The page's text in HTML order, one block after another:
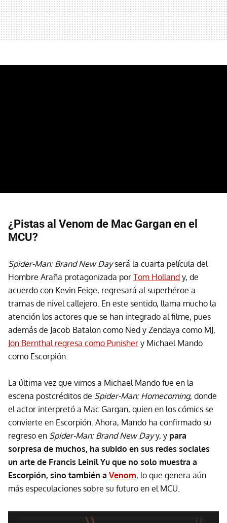
¿Pistas al Venom de Mac Gargan en el
MCU?
Spider-Man: Brand New Dayserá la cuarta película del
Hombre Araña protagonizada por Tom Holland y, de
acuerdo con Kevin Feige, regresará al superhéroe a
tramas de nivel callejero. En este sentido, llama mucho la
atención los actores que se han integrado al filme, pues
además de Jacob Batalon como Ned y Zendaya como MJ,
Jon Bernthal regresa como Punisher y Michael Mando
como Escorpión.
La última vez que vimos a Michael Mando fue en la
escena postcréditos de Spider-Man: Homecoming, donde
el actor interpretó a Mac Gargan, quien en los cómics se
convierte en Escorpión. Ahora, Mando ha confirmado su
regreso en Spider-Man: Brand New Dayy, y para
sorpresa de muchos, ha subido en sus redes sociales
un arte de Francis Leinil Yu que no solo muestra a
Escorpión, sino también a Venom, lo que genera aún
más especulaciones sobre su futuro en el MCU.